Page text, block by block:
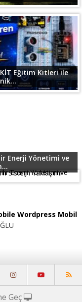
Eğitim Kitleri ile
Enerji Yönetimi ve
Wordpress Mobil
Geç